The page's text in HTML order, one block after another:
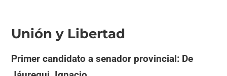
Unión y Libertad
Primer candidato a senador provincial: De